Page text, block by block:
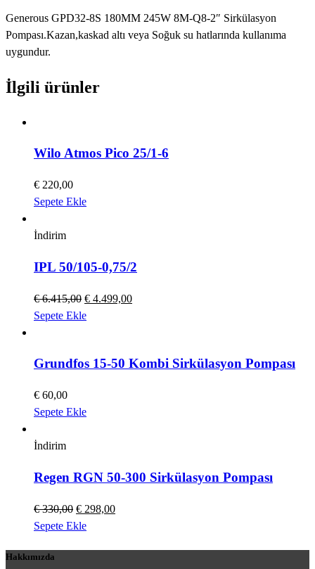
Generous GPD32-8S 180MM 245W 8M-Q8-2″ Sirkülasyon
Pompası.Kazan,kaskad altı veya Soğuk su hatlarında kullanıma
uygundur.
İlgili ürünler
Wilo Atmos Pico 25/1-6
€ 220,00
Sepete Ekle
İndirim
IPL 50/105-0,75/2
€6.415,00 Orijinal
fiyat:
€ 4.499,00Şu
Sepete Ekle
Grundfos 15-50 Kombi Sirkülasyon Pompası
€ 60,00
Sepete Ekle
İndirim
Regen RGN 50-300 Sirkülasyon Pompası
€330,00 Orijinal
fiyat:
€ 298,00Şu
Sepete Ekle
Hakkımızda